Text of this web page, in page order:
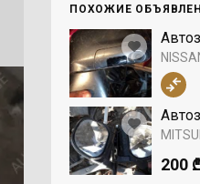
ПОХОЖИЕ
200